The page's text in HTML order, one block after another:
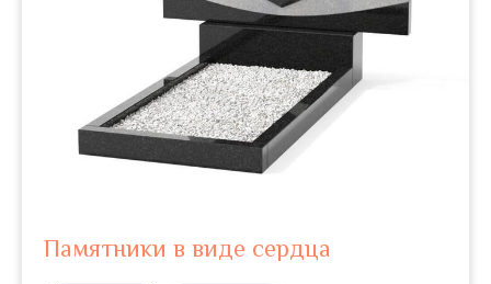
Памятники в виде сердца